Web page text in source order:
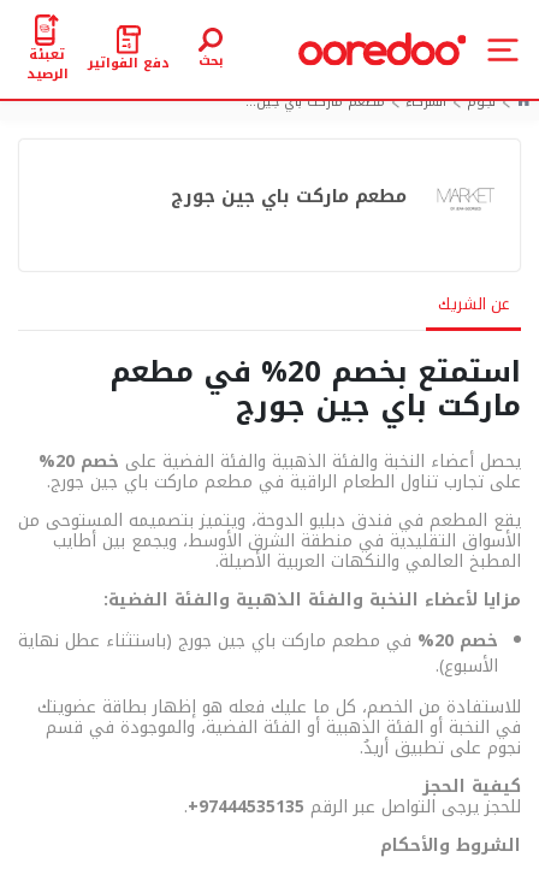
بحث دفع الفواتير تعبئة
الرصيد
نجوم
الشركاء مطعم ماركت باي جين...
مطعم ماركت باي جين جورج
عن الشريك
استمتع بخصم 20% في مطعم
ماركت باي جين جورج
يحصل أعضاء النخبة والفئة الذهبية والفئة الفضية على خصم 20%
على تجارب تناول الطعام الراقية في مطعم ماركت باي جين جورج.
يقع المطعم في فندق دبليو الدوحة، ويتميز بتصميمه المستوحى من
الأسواق التقليدية في منطقة الشرق الأوسط، ويجمع بين أطايب
المطبخ العالمي والنكهات العربية الأصيلة.
مزايا لأعضاء النخبة والفئة الذهبية والفئة الفضية:
خصم 20%
في مطعم ماركت باي جين جورج (باستثناء عطل نهاية
الأسبوع).
للاستفادة من الخصم، كل ما عليك فعله هو إظهار بطاقة عضويتك
في النخبة أو الفئة الذهبية أو الفئة الفضية، والموجودة في قسم
نجوم على تطبيق أريدُ.
كيفية الحجز
للحجز يرجى التواصل عبر الرقم 97444535135+
.
الشروط والأحكام